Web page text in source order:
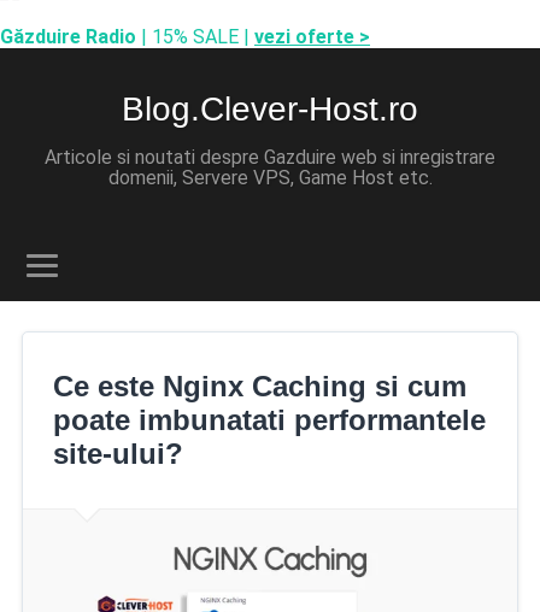
Găzduire Radio | 15% SALE | vezi oferte >
Blog.Clever-Host.ro
Articole si noutati despre Gazduire web si inregistrare
domenii, Servere VPS, Game Host etc.
Ce este Nginx Caching si cum
poate imbunatati performantele
site-ului?